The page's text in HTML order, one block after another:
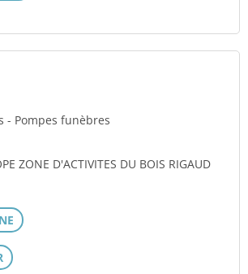
- Pompes funèbres
ZONE D'ACTIVITES DU BOIS RIGAUD